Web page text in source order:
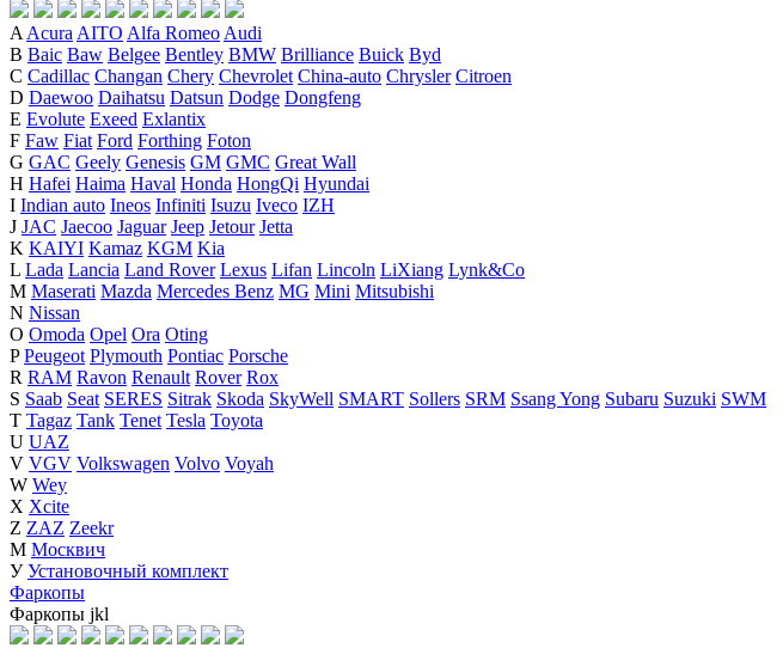
AAcuraAITO Alfa RomeoAudi
B Baic Baw Belgee Bentley BMW Brilliance Buick Byd
C Cadillac Changan Chery Chevrolet China-auto Chrysler Citroen
D Daewoo Daihatsu Datsun Dodge Dongfeng
E Evolute Exeed Exlantix
F Faw Fiat Ford Forthing Foton
G GAC Geely Genesis GM GMC Great Wall
H Hafei Haima Haval Honda HongQi Hyundai
I Indian auto Ineos Infiniti Isuzu Iveco IZH
J JAC Jaecoo Jaguar Jeep Jetour Jetta
K KAIYI Kamaz KGM Kia
L Lada Lancia Land Rover Lexus Lifan Lincoln LiXiang Lynk&Co
M Maserati Mazda Mercedes Benz MG Mini Mitsubishi
N Nissan
O Omoda Opel Ora Oting
P Peugeot Plymouth Pontiac Porsche
R RAM Ravon Renault Rover Rox
S Saab Seat SERES Sitrak Skoda SkyWell SMART Sollers SRM Ssang Yong Subaru Suzuki SWM
T Tagaz Tank Tenet Tesla Toyota
U UAZ
V VGV Volkswagen Volvo Voyah
W Wey
X Xcite
Z ZAZ Zeekr
М Москвич
У Установочный комплект
Фаркопы
Фаркопы jkl